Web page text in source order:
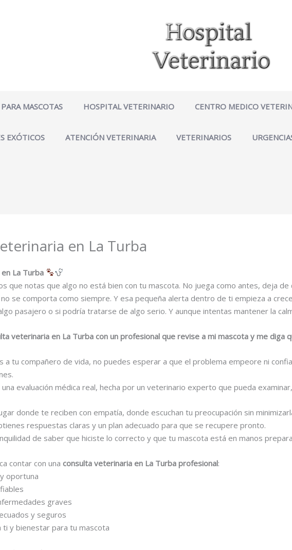
MASCOTAS HOSPITAL VETERINARIO CENTRO MEDICO
EXÓTICOS ATENCIÓN VETERINARIA VETERINARIOS
en La Turba
La Turba
que notas que algo no está bien con tu mascota. No juega como antes, deja
se comporta como siempre. Y esa pequeña alerta dentro de ti empieza a
pasajero o si podría tratarse de algo serio. Y aunque intentas mantener la
veterinaria en La Turba con un profesional que revise a mi mascota y me diga
a tu compañero de vida, no puedes esperar a que el problema empeore ni
evaluación médica real, hecha por un veterinario experto que pueda
donde te reciben con empatía, donde escuchan tu preocupación sin
respuestas claras y un plan adecuado para que se recupere pronto.
de saber que hiciste lo correcto y que tu mascota está en manos
contar con una consulta veterinaria en La Turba profesional:
oportuna
graves
y seguros
ti y bienestar para tu mascota